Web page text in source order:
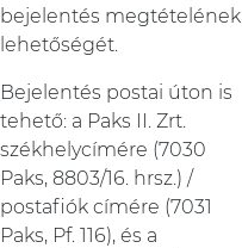
bejelentés megtételének
lehetőségét.
Bejelentés postai úton is
tehető: a Paks II. Zrt.
székhelycímére (7030
Paks, 8803/16. hrsz.) /
postafiók címére (7031
Paks, Pf. 116), és a